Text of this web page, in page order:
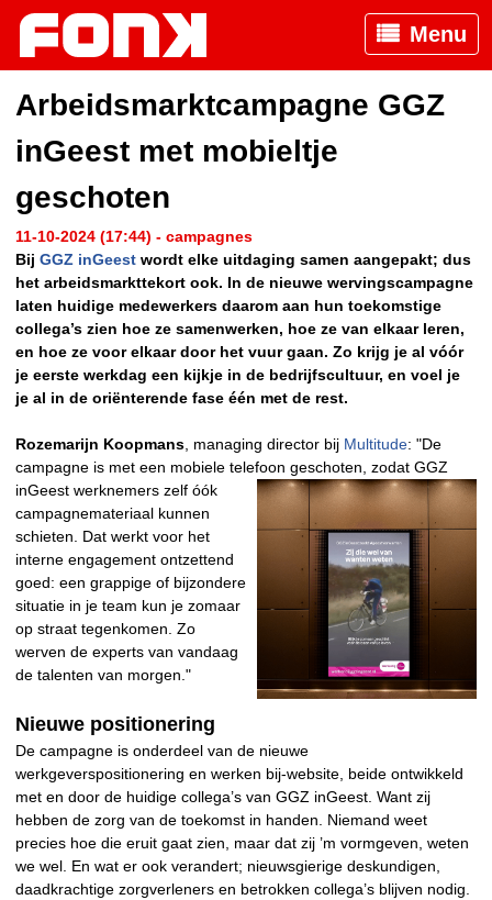
Menu
Arbeidsmarktcampagne GGZ
inGeest met mobieltje
geschoten
11-10-2024 (17:44) - campagnes
Bij GGZ inGeest wordt elke uitdaging samen aangepakt; dus
het arbeidsmarkttekort ook. In de nieuwe wervingscampagne
laten huidige medewerkers daarom aan hun toekomstige
collega’s zien hoe ze samenwerken, hoe ze van elkaar leren,
en hoe ze voor elkaar door het vuur gaan. Zo krijg je al vóór
je eerste werkdag een kijkje in de bedrijfscultuur, en voel je
je al in de oriënterende fase één met de rest.
Rozemarijn Koopmans , managing director bij Multitude: "De
campagne is met een mobiele telefoon geschoten, zodat GGZ
inGeest werknemers zelf óók
campagnemateriaal kunnen
schieten. Dat werkt voor het
interne engagement ontzettend
goed: een grappige of bijzondere
situatie in je team kun je zomaar
op straat tegenkomen. Zo
werven de experts van vandaag
de talenten van morgen."
Nieuwe positionering
De campagne is onderdeel van de nieuwe
werkgeverspositionering en werken bij-website, beide ontwikkeld
met en door de huidige collega’s van GGZ inGeest. Want zij
hebben de zorg van de toekomst in handen. Niemand weet
precies hoe die eruit gaat zien, maar dat zij ’m vormgeven, weten
we wel. En wat er ook verandert; nieuwsgierige deskundigen,
daadkrachtige zorgverleners en betrokken collega’s blijven nodig.